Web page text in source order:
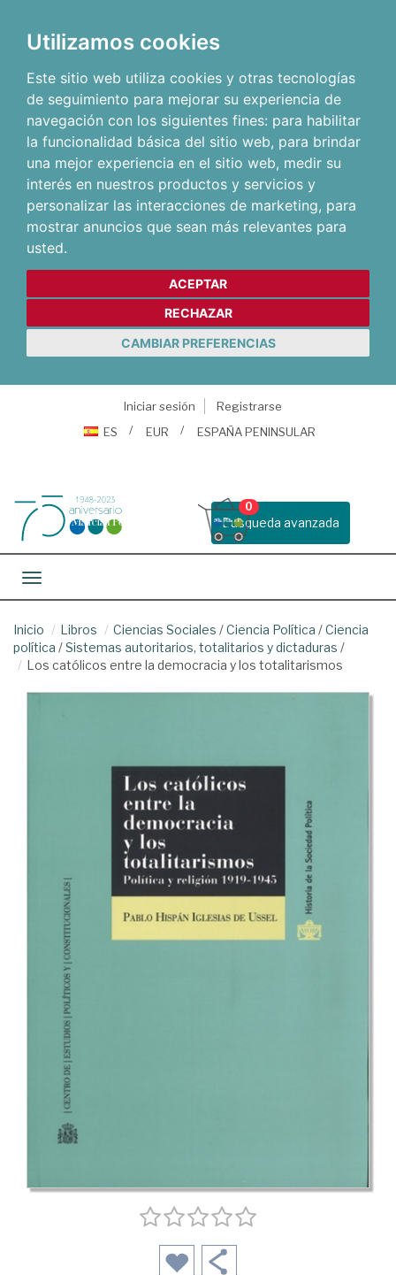
Utilizamos cookies
Este sitio web utiliza cookies y otras tecnologías
de seguimiento para mejorar su experiencia de
navegación con los siguientes fines: para habilitar
la funcionalidad básica del sitio web, para brindar
una mejor experiencia en el sitio web, medir su
interés en nuestros productos y servicios y
personalizar las interacciones de marketing, para
mostrar anuncios que sean más relevantes para
usted.
ACEPTAR
RECHAZAR
CAMBIAR PREFERENCIAS
Iniciar sesión
Registrarse
ES
EUR ESPAÑA PENINSULAR
Busqueda avanzada
0
Toggle navigation
Inicio Libros Ciencias Sociales /Ciencia Política /Ciencia
política /Sistemas autoritarios, totalitarios y dictaduras /
Los católicos entre la democracia y los totalitarismos